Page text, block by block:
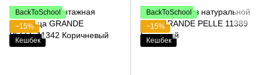
BackToSchool
−15%
Кешбек
BackToSchool
−15%
Кешбек